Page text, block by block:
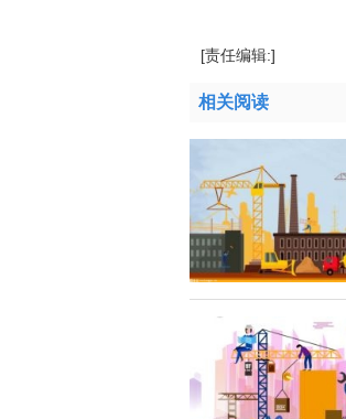
[责任编辑:]
相关阅读